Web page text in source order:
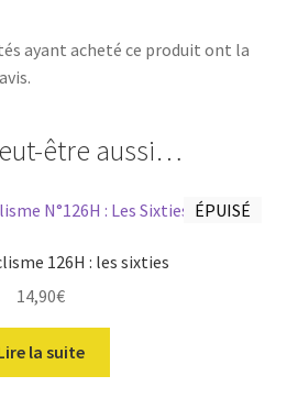
ayant acheté ce produit ont la
être aussi…
ÉPUISÉ
126H : les sixties
14,90€
la suite